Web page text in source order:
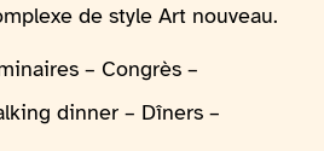
de style Art nouveau.
– Congrès –
dinner – Dîners –